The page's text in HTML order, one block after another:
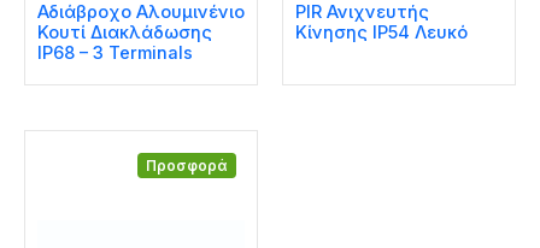
Αδιάβροχο Αλουμινένιο
Κουτί Διακλάδωσης
IP68 – 3 Terminals
PIR Ανιχνευτής
Κίνησης IP54 Λευκό
Προσφορά